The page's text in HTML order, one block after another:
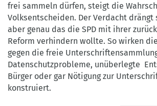
frei sammeln dürfen, steigt die
Volksentscheiden. Der Verdacht drängt
aber genau das die SPD mit ihrer
Reform verhindern wollte. So wirken
gegen die freie
Datenschutzprobleme, unüberlegte
Bürger oder gar Nötigung zur
konstruiert.